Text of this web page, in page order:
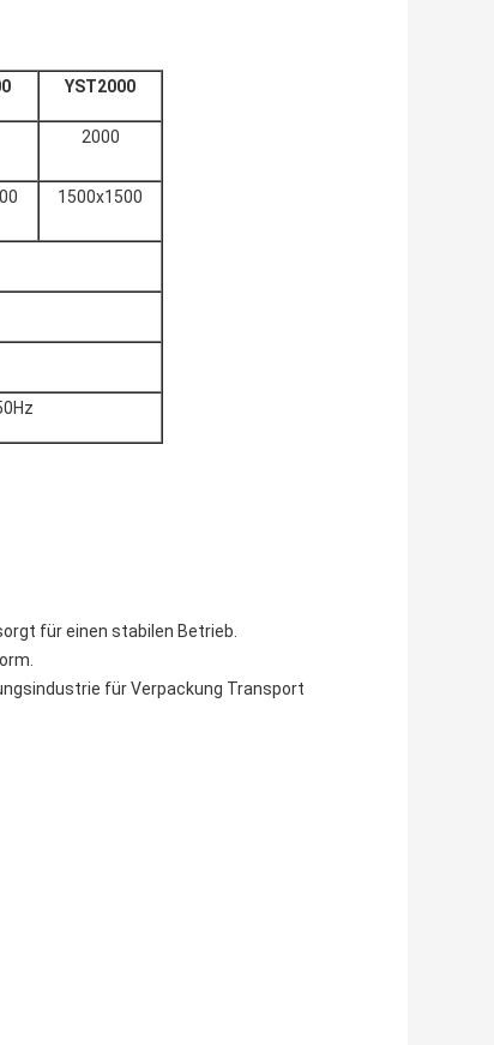
YST2000
2000
1500x1500
für einen stabilen Betrieb.
für Verpackung Transport